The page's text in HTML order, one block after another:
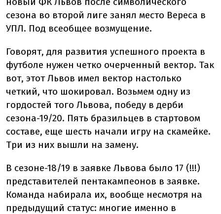
сезона во второй лиге занял место Вереса в
УПЛ. Под всеобщее возмущение.
Говорят, для развития успешного проекта в
футболе нужен четко очерченный вектор. Так
вот, этот Львов имел вектор настолько
четкий, что шокировал. Возьмем одну из
гордостей того Львова, победу в дерби
сезона-19/20. Пять бразильцев в стартовом
составе, еще шесть начали игру на скамейке.
Три из них вышли на замену.
В сезоне-18/19 в заявке Львова было 17 (!!!)
представителей пентакампеонов в заявке.
Команда набирала их, вообще несмотря на
предыдущий статус: многие именно в